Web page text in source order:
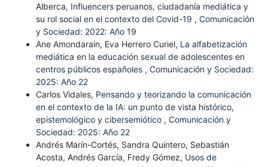
Alberca, Influencers peruanos, ciudadanía mediática y
su rol social en el contexto del Covid-19 , Comunicación
y Sociedad: 2022: Año 19
Ane Amondarain, Eva Herrero Curiel, La alfabetización
mediática en la educación sexual de adolescentes en
centros públicos españoles , Comunicación y Sociedad:
2025: Año 22
Carlos Vidales, Pensando y teorizando la comunicación
en el contexto de la IA: un punto de vista histórico,
epistemológico y cibersemiótico , Comunicación y
Sociedad: 2025: Año 22
Andrés Marín-Cortés, Sandra Quintero, Sebastián
Acosta, Andrés García, Fredy Gómez, Usos de